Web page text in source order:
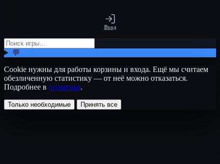
Вход
💬
Cookie нужны для работы корзины и входа. Ещё мы считаем
обезличенную статистику — от неё можно отказаться.
Подробнее в политике.
Только необходимые Принять все